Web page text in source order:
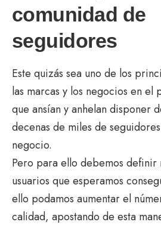
comunidad de
seguidores
Este quizás sea uno de los
las marcas y los negocios en el
que ansían y anhelan disponer
decenas de miles de
negocio.
Pero para ello debemos
usuarios que esperamos
ello podamos aumentar el
calidad, apostando de esta